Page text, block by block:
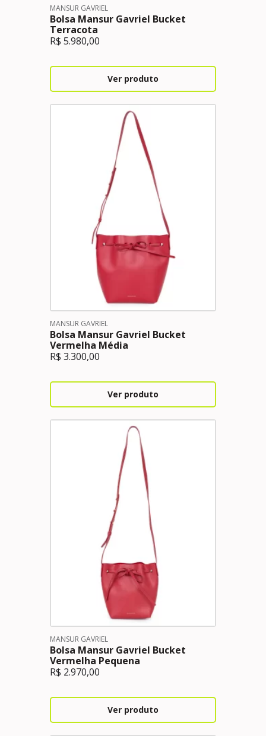
MANSUR GAVRIEL
Bolsa Mansur Gavriel Bucket
Terracota
R$ 5.980,00
Ver produto
MANSUR GAVRIEL
Bolsa Mansur Gavriel Bucket
Vermelha Média
R$ 3.300,00
Ver produto
MANSUR GAVRIEL
Bolsa Mansur Gavriel Bucket
Vermelha Pequena
R$ 2.970,00
Ver produto